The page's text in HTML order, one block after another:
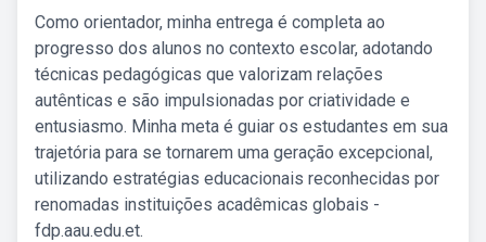
Como orientador, minha entrega é completa ao
progresso dos alunos no contexto escolar, adotando
técnicas pedagógicas que valorizam relações
autênticas e são impulsionadas por criatividade e
entusiasmo. Minha meta é guiar os estudantes em sua
trajetória para se tornarem uma geração excepcional,
utilizando estratégias educacionais reconhecidas por
renomadas instituições acadêmicas globais -
fdp.aau.edu.et.